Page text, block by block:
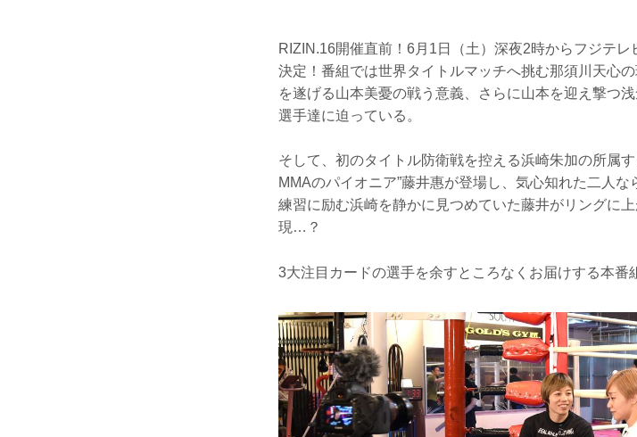
RIZIN.16開催直前！6月1日（土）深夜2時からフジテ
決定！番組では世界タイトルマッチへ挑む那須川天心
を遂げる山本美憂の戦う意義、さらに山本を迎え撃つ
選手達に迫っている。
そして、初のタイトル防衛戦を控える浜崎朱加の所属
MMAのパイオニア”藤井惠が登場し、気心知れた二人
練習に励む浜崎を静かに見つめていた藤井がリングに
現…？
3大注目カードの選手を余すところなくお届けする本番